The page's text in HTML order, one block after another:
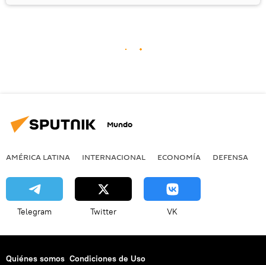
Mundo
AMÉRICA LATINA INTERNACIONAL ECONOMÍA DEFENSA
Telegram Twitter VK
Quiénes somos Condiciones de Uso